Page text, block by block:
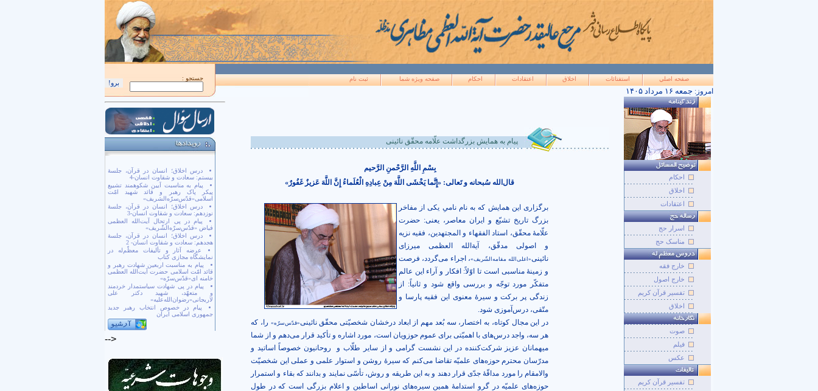
جستجو : صفحه اصلي استفتائات اخلاق اعتقادات احکام صفحه ويژه شما ثبت نام
امروز: ۱۴۰۵ جمعه ۱۶ مرداد
درس اخلاق؛ انسان در قرآن، جلسۀ
بیستم: سعادت و شقاوت انسان-4
پیام به مناسبت آیین شکوهمند تشییع
پیکر پاک رهبر و قائد شهید امّت
اسلامی«قدّس‌سرّه‌الشریف»
درس اخلاق؛ انسان در قرآن، جلسۀ
نوزدهم: سعادت و شقاوت انسان-3
پیام در پی ارتحال آیت‌الله العظمی
فیاض «قدّس‌سرّه‌الشّریف»
درس اخلاق؛ انسان در قرآن، جلسۀ
هجدهم: سعادت و شقاوت انسان- 2
عرضه آثار و تألیفات معظّم‌له در
نمایشگاه مجازی کتاب
پیام به مناسبت اربعین شهادت رهبر و
قائد امّت اسلامی حضرت آیت‌الله العظمی
خامنه ای«قدّس‌سرّه»
پیام در پی شهادت سیاستمدار خردمند
و متعهّد، شهید دکتر علی
لاریجانی«رضوان‌الله‌علیه»
پیام در خصوص انتخاب رهبر جدید
جمهوری اسلامی ایران
-->
پيام به همایش بزرگداشت علّامه محقّق نائینی
بِسْمِ اللَّهِ الرَّحْمنِ الرَّحيم
قال‌الله سُبحانه و تَعالی: «إِنَّما يَخْشَى‏ اللَّهَ‏ مِنْ عِبادِهِ الْعُلَماءُ إِنَّ اللَّهَ عَزيزٌ غَفُورٌ»
برگزاری این همایش که به نام نامیِ یکی از مفاخر
بزرگ تاریخ تشیّع و ایران معاصر، یعنی: حضرت
علّامۀ محقّق، استاد الفقهاء و المجتهدین، فقیه نزیه
و اصولی مدقّق، آیة‌الله العظمی میرزای
نائینی«اعلی‌الله مقامه‌‌الشّریف»، اجراء می‌گردد، فرصت
و زمینۀ مناسبی است تا اوّلاً: افکار و آراء این عالم
متفکّر مورد توجّه و بررسی واقع شود و ثانیاً: از
زندگی پر برکت و سیرۀ معنوی این فقیه پارسا و
متّقی، درس‌آموزی شود.
در این مجال کوتاه، به اختصار، سه بُعد مهم از ابعاد درخشان شخصیّتی محقّق نائینی«قدّس‌سرّه» را، که
هر سه، واجد درس‌های با اهمیّتی برای عموم حوزویان است، مورد اشاره و تأکید قرار می‌دهم و از شما
میهمانان عزیز شرکت‌کننده در این نشست گرامی و از سایر طلّاب و
روحانیون خصوصاً اساتید و
مدرّسان محترم حوزه‌های علمیّه تقاضا می‌کنم که سیرۀ روشن و استوار علمی و عملی این شخصیّت
والامقام را مورد مداقّۀ جدّی قرار دهند و به این طریقه و روش، تأسّی نمایند و بدانند که بقاء و استمرار
حوزه‌های علمیّه در گرو استدامۀ همین سیره‌های نورانی اساطین و اعلام بزرگی است که در طول
احکام
اخلاق
اعتقادات
اسرار حج
مناسک حج
خارج فقه
خارج اصول
تفسیر قرآن کریم
اخلاق
صوت
فيلم
عکس
تفسير قرآن کريم